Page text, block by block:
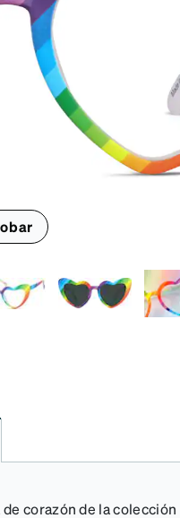
corazón de la colección